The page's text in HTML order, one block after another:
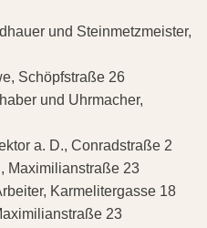
und Steinmetzmeister,
Schöpfstraße 26
und Uhrmacher,
a. D., Conradstraße 2
Maximilianstraße 23
Karmelitergasse 18
23